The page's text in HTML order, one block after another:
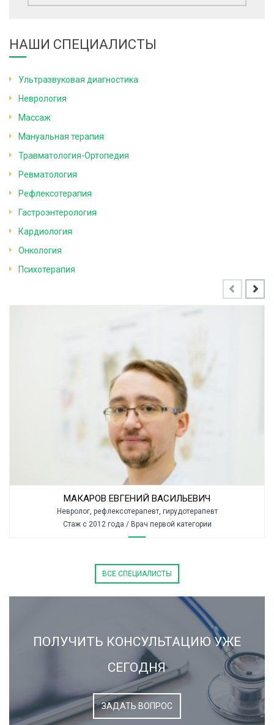
НАШИ СПЕЦИАЛИСТЫ
Ультразвуковая диагностика
Неврология
Массаж
Мануальная терапия
Травматология-Ортопедия
Ревматология
Рефлексотерапия
Гастроэнтерология
Кардиология
Онкология
Психотерапия
МАКАРОВ ЕВГЕНИЙ ВАСИЛЬЕВИЧ
Невролог, рефлексотерапевт, гирудотерапевт
Стаж с 2012 года / Врач первой категории
ВСЕ СПЕЦИАЛИСТЫ
ПОЛУЧИТЬ КОНСУЛЬТАЦИЮ УЖЕ
СЕГОДНЯ
ЗАДАТЬ ВОПРОС